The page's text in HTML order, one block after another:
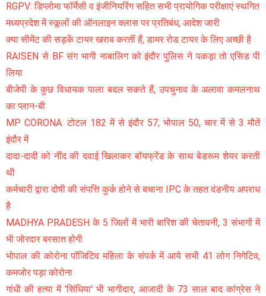
RGPV: डिप्लोमा फॉर्मेसी व इंजीनियरिंग सहित सभी प्रायोगिक परीक्षाएं स्थगित
मध्यप्रदेश में स्कूलों की ऑनलाइन क्लास पर प्रतिबंध, आदेश जारी
क्या सीमेंट की सड़कें टायर खराब करतीं हैं, डामर रोड टायर के लिए अच्छी है
RAISEN से BF संग भागी नाबालिग को इंदौर पुलिस ने पकड़ा तो एसिड पी
लिया
बीजेपी के कुछ विधायक पाला बदल सकते हैं, उपचुनाव के अलावा कमलनाथ
का प्लान-बी
MP CORONA: टोटल 182 में से इंदौर 57, भोपाल 50, चार में से 3 मौतें
इंदौर में
दादा-दादी को नींद की दवाई खिलाकर बॉयफ्रेंड के साथ बेडरूम शेयर करती
थी
कर्मचारी द्वारा दोषी की संपत्ति कुर्क होने से बचाना IPC के तहत दंडनीय अपराध
है
MADHYA PRADESH के 5 जिलों में भारी बारिश की चेतावनी, 3 संभागों में
भी जोरदार बरसात होगी
भोपाल की कोरोना पॉजिटिव महिला के संपर्क में आये सभी 41 लोग निगेटिव,
कमजोर पड़ा कोरोना
गांधी की हत्या में 'सिंधिया' भी भागीदार, आजादी के 73 साल बाद कांग्रेस ने